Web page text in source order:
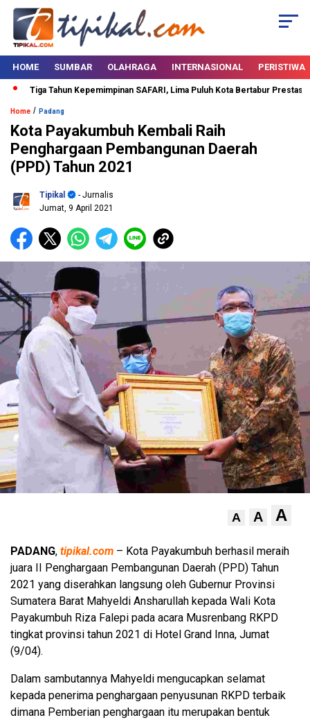
HOME SUMBAR OLAHRAGA INTERNASIONAL PERISTIWA
Tiga Tahun Kepemimpinan SAFARI, Lima Puluh Kota Bertabur Prestasi
Home / Padang
Kota Payakumbuh Kembali Raih
Penghargaan Pembangunan Daerah
(PPD) Tahun 2021
Tipikal
- Jurnalis
Jumat, 9 April 2021
A A A
PADANG, tipikal.com – Kota Payakumbuh berhasil meraih
juara II Penghargaan Pembangunan Daerah (PPD) Tahun
2021 yang diserahkan langsung oleh Gubernur Provinsi
Sumatera Barat Mahyeldi Ansharullah kepada Wali Kota
Payakumbuh Riza Falepi pada acara Musrenbang RKPD
tingkat provinsi tahun 2021 di Hotel Grand Inna, Jumat
(9/04).
Dalam sambutannya Mahyeldi mengucapkan selamat
kepada penerima penghargaan penyusunan RKPD terbaik
dimana Pemberian penghargaan itu merupakan bentuk